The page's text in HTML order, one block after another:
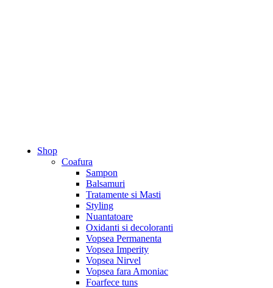
Shop
Coafura
Sampon
Balsamuri
Tratamente si Masti
Styling
Nuantatoare
Oxidanti si decoloranti
Vopsea Permanenta
Vopsea Imperity
Vopsea Nirvel
Vopsea fara Amoniac
Foarfece tuns